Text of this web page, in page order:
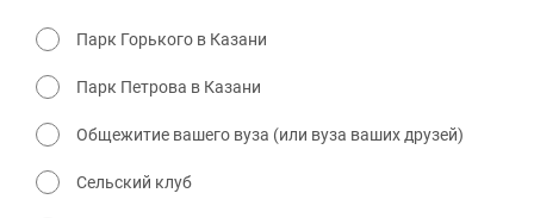
Парк Горького в Казани
Парк Петрова в Казани
Общежитие вашего вуза (или вуза ваших друзей)
Сельский клуб